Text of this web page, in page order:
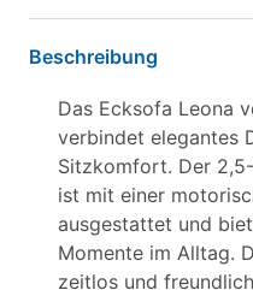
Beschreibung
Das Ecksofa Leona
verbindet elegantes
Sitzkomfort. Der
ist mit einer
ausgestattet und
Momente im Alltag.
zeitlos und